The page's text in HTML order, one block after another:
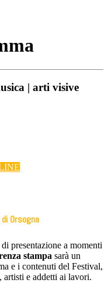
| arti visive
Orsogna
presentazione a momenti
stampa sarà un
e i contenuti del Festival,
artisti e addetti ai lavori.